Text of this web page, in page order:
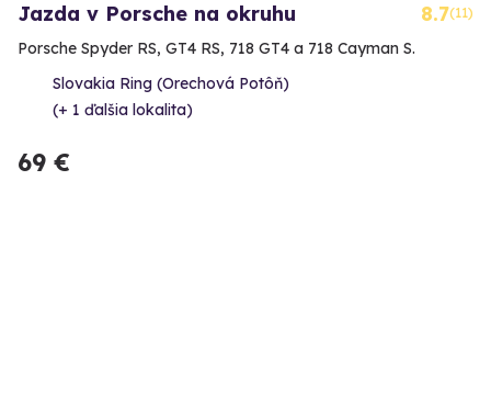
Jazda v Porsche na okruhu 8.7(11)
Porsche Spyder RS, GT4 RS, 718 GT4 a 718 Cayman S.
Slovakia Ring (Orechová Potôň)
(+ 1 ďalšia lokalita)
69 €